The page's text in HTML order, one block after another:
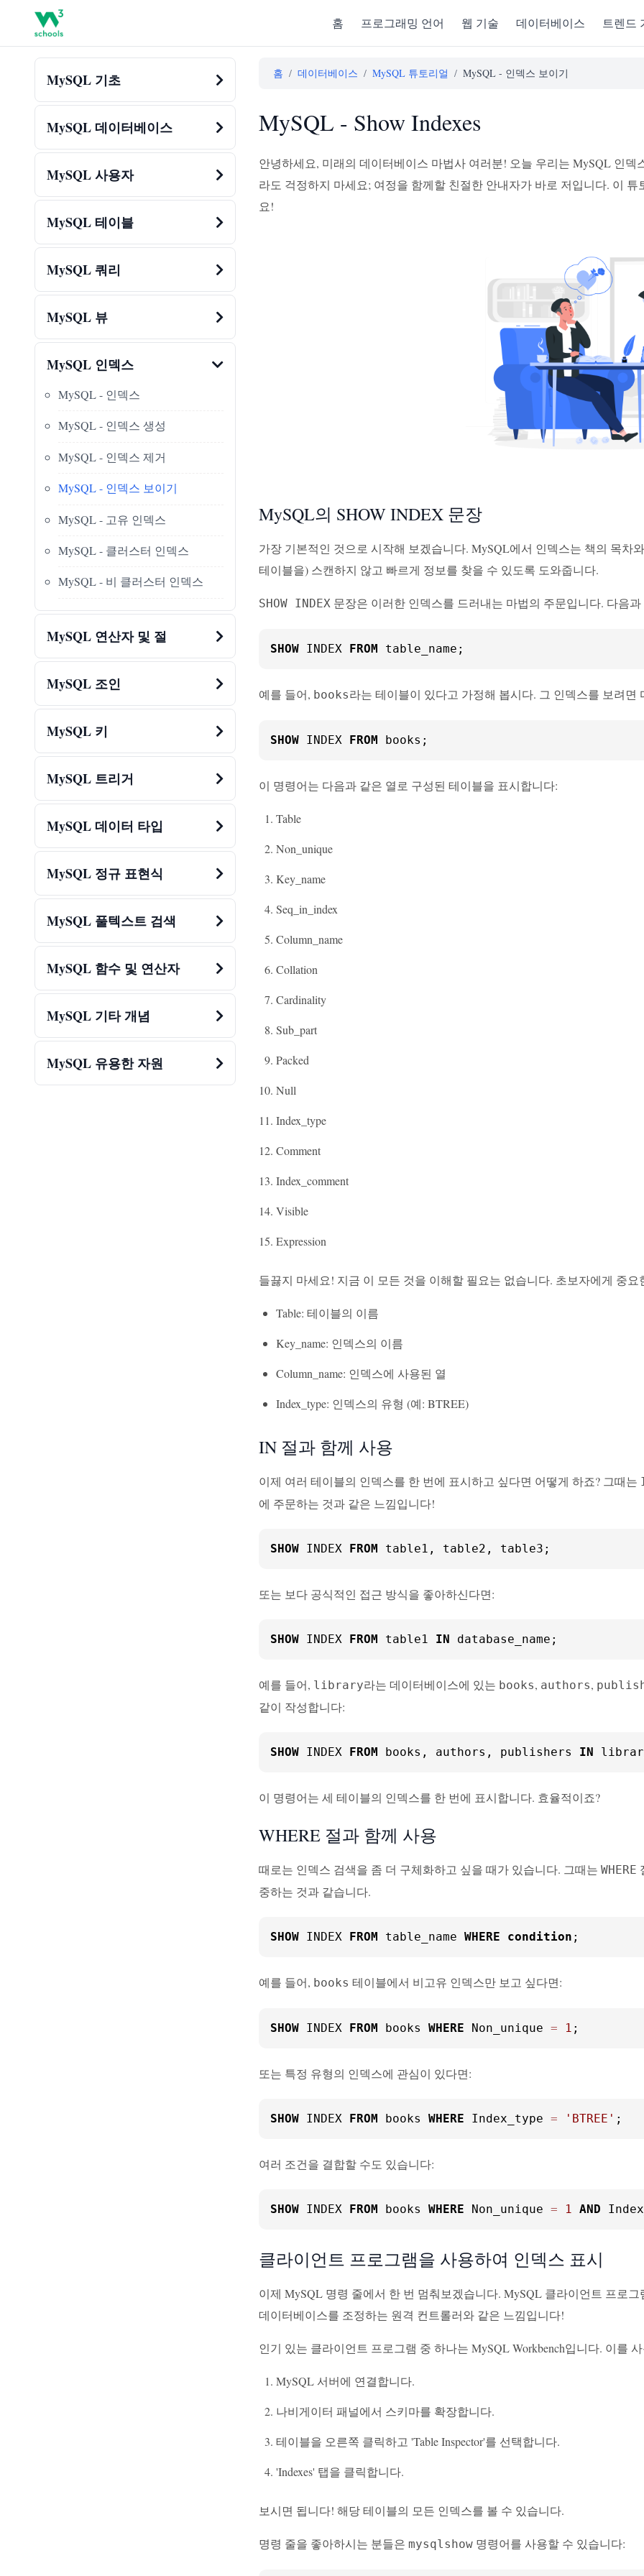
홈 프로그래밍 언어 웹 기술 데이터베이스 트렌드
MySQL 기초
MySQL 데이터베이스
MySQL 사용자
MySQL 테이블
MySQL 쿼리
MySQL 뷰
MySQL 인덱스
MySQL - 인덱스
MySQL - 인덱스 생성
MySQL - 인덱스 제거
MySQL - 인덱스 보이기
MySQL - 고유 인덱스
MySQL - 클러스터 인덱스
MySQL - 비 클러스터 인덱스
MySQL 연산자 및 절
MySQL 조인
MySQL 키
MySQL 트리거
MySQL 데이터 타입
MySQL 정규 표현식
MySQL 풀텍스트 검색
MySQL 함수 및 연산자
MySQL 기타 개념
MySQL 유용한 자원
홈 / 데이터베이스 / MySQL 튜토리얼 / MySQL - 인덱스 보이기
MySQL - Show Indexes
안녕하세요, 미래의 데이터베이스 마법사 여러분! 오늘 우리는 MySQL 인덱
라도 걱정하지 마세요; 여정을 함께할 친절한 안내자가 바로 저입니다. 이
요!
MySQL의 SHOW INDEX 문장
가장 기본적인 것으로 시작해 보겠습니다. MySQL에서 인덱스는 책의 목차
테이블을) 스캔하지 않고 빠르게 정보를 찾을 수 있도록 도와줍니다.
SHOW INDEX 문장은 이러한 인덱스를 드러내는 마법의 주문입니다. 다음
SHOW INDEX FROM table_name;
예를 들어, books라는 테이블이 있다고 가정해 봅시다. 그 인덱스를 보려면
SHOW INDEX FROM books;
이 명령어는 다음과 같은 열로 구성된 테이블을 표시합니다:
Table
Non_unique
Key_name
Seq_in_index
Column_name
Collation
Cardinality
Sub_part
Packed
Null
Index_type
Comment
Index_comment
Visible
Expression
들끓지 마세요! 지금 이 모든 것을 이해할 필요는 없습니다. 초보자에게 중요
Table: 테이블의 이름
Key_name: 인덱스의 이름
Column_name: 인덱스에 사용된 열
Index_type: 인덱스의 유형 (예: BTREE)
IN 절과 함께 사용
이제 여러 테이블의 인덱스를 한 번에 표시하고 싶다면 어떻게 하죠? 그때는
에 주문하는 것과 같은 느낌입니다!
SHOW INDEX FROM table1, table2, table3;
또는 보다 공식적인 접근 방식을 좋아하신다면:
SHOW INDEX FROM table1 IN database_name;
예를 들어, library라는 데이터베이스에 있는 books, authors,
같이 작성합니다:
SHOW INDEX FROM books, authors, publishers IN
이 명령어는 세 테이블의 인덱스를 한 번에 표시합니다. 효율적이죠?
WHERE 절과 함께 사용
때로는 인덱스 검색을 좀 더 구체화하고 싶을 때가 있습니다. 그때는 WHERE
중하는 것과 같습니다.
SHOW INDEX FROM table_name WHERE condition ;
예를 들어, books 테이블에서 비고유 인덱스만 보고 싶다면:
SHOW INDEX FROM books WHERE Non_unique = 1 ;
또는 특정 유형의 인덱스에 관심이 있다면:
SHOW INDEX FROM books WHERE Index_type = 'BTREE' ;
여러 조건을 결합할 수도 있습니다:
SHOW INDEX FROM books WHERE Non_unique = 1 AND
클라이언트 프로그램을 사용하여 인덱스 표시
이제 MySQL 명령 줄에서 한 번 멈춰보겠습니다. MySQL 클라이언트 프로
데이터베이스를 조정하는 원격 컨트롤러와 같은 느낌입니다!
인기 있는 클라이언트 프로그램 중 하나는 MySQL Workbench입니다. 이를
MySQL 서버에 연결합니다.
나비게이터 패널에서 스키마를 확장합니다.
테이블을 오른쪽 클릭하고 'Table Inspector'를 선택합니다.
'Indexes' 탭을 클릭합니다.
보시면 됩니다! 해당 테이블의 모든 인덱스를 볼 수 있습니다.
명령 줄을 좋아하시는 분들은 mysqlshow 명령어를 사용할 수 있습니다: